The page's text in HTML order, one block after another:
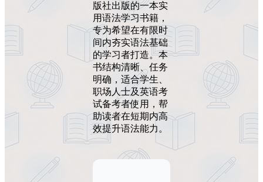
版社出版的一本实
用语法学习书籍，
专为希望在有限时
间内夯实语法基础
的学习者打造。本
书结构清晰、任务
明确，适合学生、
职场人士及英语考
试备考者使用，帮
助读者在短期内高
效提升语法能力。